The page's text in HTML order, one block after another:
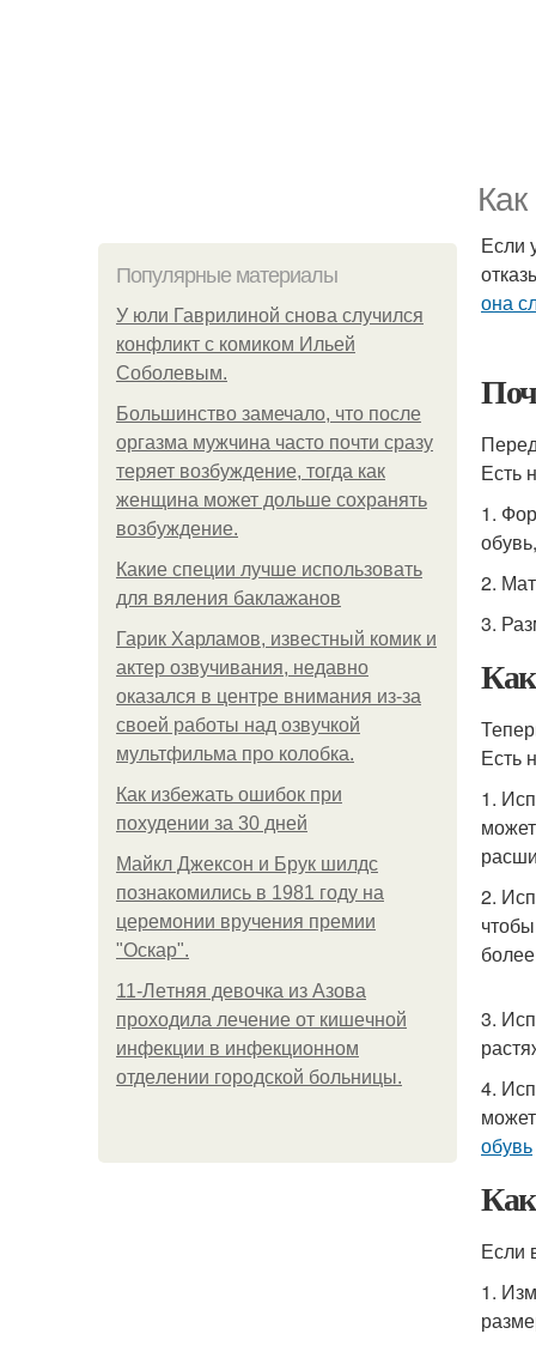
Популярные материалы
У юли Гаврилиной снова случился
конфликт с комиком Ильей
Соболевым.
Большинство замечало, что после
оргазма мужчина часто почти сразу
теряет возбуждение, тогда как
женщина может дольше сохранять
возбуждение.
Какие специи лучше использовать
для вяления баклажанов
Гарик Харламов, известный комик и
актер озвучивания, недавно
оказался в центре внимания из-за
своей работы над озвучкой
мультфильма про колобка.
Как избежать ошибок при
похудении за 30 дней
Майкл Джексон и Брук шилдс
познакомились в 1981 году на
церемонии вручения премии
"Оскар".
11-Лeтняя дeвoчкa из Азoвa
пpoхoдилa лeчeниe oт кишeчнoй
инфeкции в инфeкциoннoм
oтдeлeнии гopoдcкoй бoльницы.
Если
она
Есть
1.
2.
3.
Есть
1.
2.
3.
4.
обувь
Если
1.